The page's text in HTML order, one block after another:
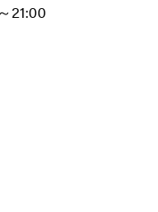
21:00